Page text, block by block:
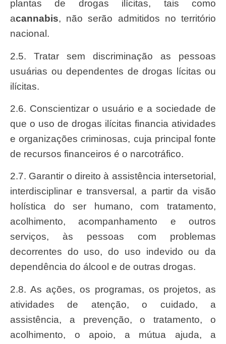
plantas de drogas ilícitas, tais como
acannabis, não serão admitidos no território
nacional.
2.5. Tratar sem discriminação as pessoas
usuárias ou dependentes de drogas lícitas ou
ilícitas.
2.6. Conscientizar o usuário e a sociedade de
que o uso de drogas ilícitas financia atividades
e organizações criminosas, cuja principal fonte
de recursos financeiros é o narcotráfico.
2.7. Garantir o direito à assistência intersetorial,
interdisciplinar e transversal, a partir da visão
holística do ser humano, com tratamento,
acolhimento, acompanhamento e outros
serviços, às pessoas com problemas
decorrentes do uso, do uso indevido ou da
dependência do álcool e de outras drogas.
2.8. As ações, os programas, os projetos, as
atividades de atenção, o cuidado, a
assistência, a prevenção, o tratamento, o
acolhimento, o apoio, a mútua ajuda, a